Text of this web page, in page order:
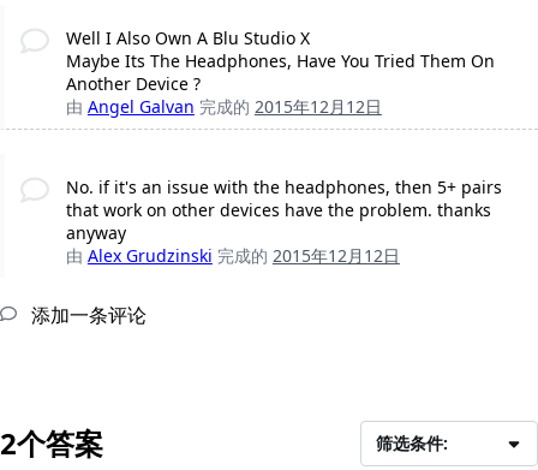
Well I Also Own A Blu Studio X
Maybe Its The Headphones, Have You Tried Them On
Another Device ?
由 Angel Galvan 完成的 2015年12月12日
No. if it's an issue with the headphones, then 5+ pairs
that work on other devices have the problem. thanks
anyway
由 Alex Grudzinski 完成的 2015年12月12日
添加一条评论
2个答案 筛选条件: